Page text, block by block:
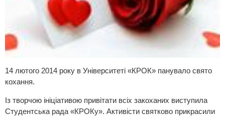
14 лютого 2014 року в Університеті «КРОК» панувало свято
кохання.
Із творчою ініціативою привітати всіх закоханих виступила
Студентська рада «КРОКу». Активісти святково прикрасили